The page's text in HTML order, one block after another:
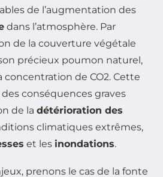
de l’augmentation des
dans l’atmosphère. Par
de la couverture végétale
précieux poumon naturel,
de CO2. Cette
conséquences graves
de la détérioration des
climatiques extrêmes,
et les inondations.
prenons le cas de la fonte